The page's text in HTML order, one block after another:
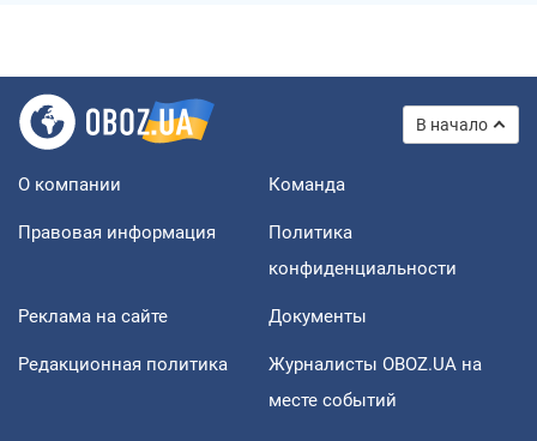
В начало
О компании Команда
Правовая информация
Политика
конфиденциальности
Реклама на сайте Документы
Редакционная политика
Журналисты OBOZ.UA на
месте событий